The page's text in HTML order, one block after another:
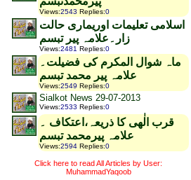
Views:2543 Replies:0
اسلامی تعلیمات اوریماری حالت
زار۔علامہ پیر تبسم
Views:2481 Replies:0
ماہ شوال المکرم کی فضیلت۔
علامہ پیر محمد تبسم
Views:2549 Replies:0
Sialkot News 29-07-2013
Views:2533 Replies:0
قرب الٰھی کا ذریعہ،اعتکاف ۔
علامہ پیرمحمد تبسم
Views:2594 Replies:0
Click here to read All Articles by User:
MuhammadYaqoob